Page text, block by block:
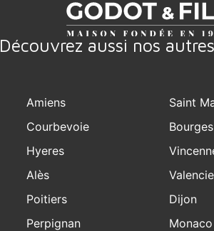
Découvrez aussi nos
Amiens
Courbevoie
Hyeres
Alès
Poitiers
Perpignan
Saint
Bourges
Dijon
Monaco